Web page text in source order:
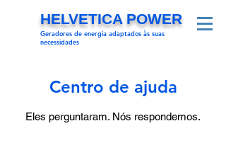
Geradores de energia adaptados às suas
necessidades
HELVETICA POWER
Centro de ajuda
Eles perguntaram. Nós respondemos.